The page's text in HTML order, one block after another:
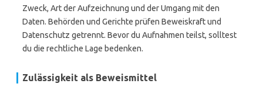
Zweck, Art der Aufzeichnung und der Umgang mit den
Daten. Behörden und Gerichte prüfen Beweiskraft und
Datenschutz getrennt. Bevor du Aufnahmen teilst, solltest
du die rechtliche Lage bedenken.
Zulässigkeit als Beweismittel